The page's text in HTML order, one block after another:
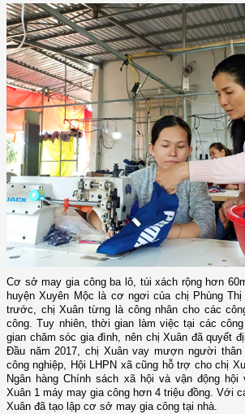
Cơ sở may gia công ba lô, túi xách rộng hơn
huyện Xuyên Mộc là cơ ngơi của chị Phùng Thị
trước, chị Xuân từng là công nhân cho các
công. Tuy nhiên, thời gian làm việc tại các
gian chăm sóc gia đình, nên chị Xuân đã quyết
Đầu năm 2017, chị Xuân vay mượn người
công nghiệp, Hội LHPN xã cũng hỗ trợ cho chị
Ngân hàng Chính sách xã hội và vận động
Xuân 1 máy may gia công hơn 4 triệu đồng. Với
Xuân đã tạo lập cơ sở may gia công tại nhà.